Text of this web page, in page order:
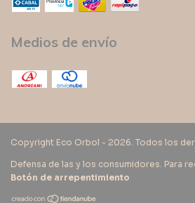
Medios de envío
Copyright Eco Orbol - 2026. Todos los
Defensa de las y los consumidores. Para
Botón de arrepentimiento